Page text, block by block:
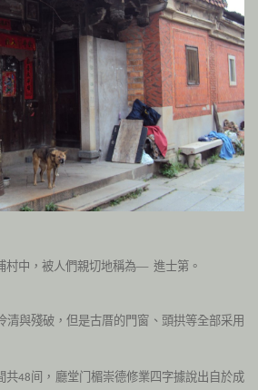
村中，被人們親切地稱為— 進士第。
清與殘破，但是古厝的門窗、頭拱等全部采用
共48间，廳堂门楣崇德修業四字據說出自於成